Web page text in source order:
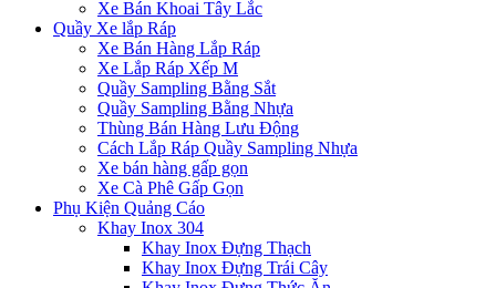
Xe Bán Khoai Tây Lắc
Quầy Xe lắp Ráp
Xe Bán Hàng Lắp Ráp
Xe Lắp Ráp Xếp M
Quầy Sampling Bằng Sắt
Quầy Sampling Bằng Nhựa
Thùng Bán Hàng Lưu Động
Cách Lắp Ráp Quầy Sampling Nhựa
Xe bán hàng gấp gọn
Xe Cà Phê Gấp Gọn
Phụ Kiện Quảng Cáo
Khay Inox 304
Khay Inox Đựng Thạch
Khay Inox Đựng Trái Cây